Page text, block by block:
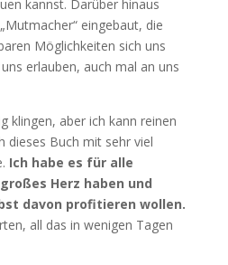
kannst. Darüber hinaus
eingebaut, die
Möglichkeiten sich uns
erlauben, auch mal an uns
klingen, aber ich kann reinen
dieses Buch mit sehr viel
Ich habe es für alle
Herz haben und
davon profitieren wollen.
all das in wenigen Tagen